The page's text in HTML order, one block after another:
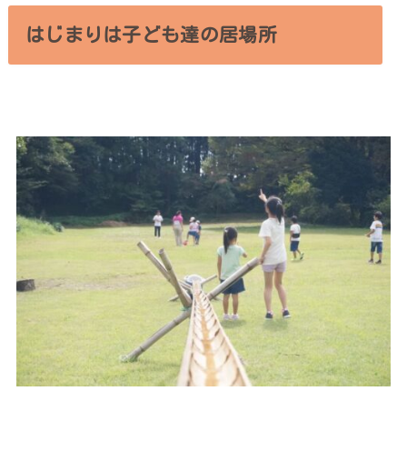
はじまりは子ども達の居場所